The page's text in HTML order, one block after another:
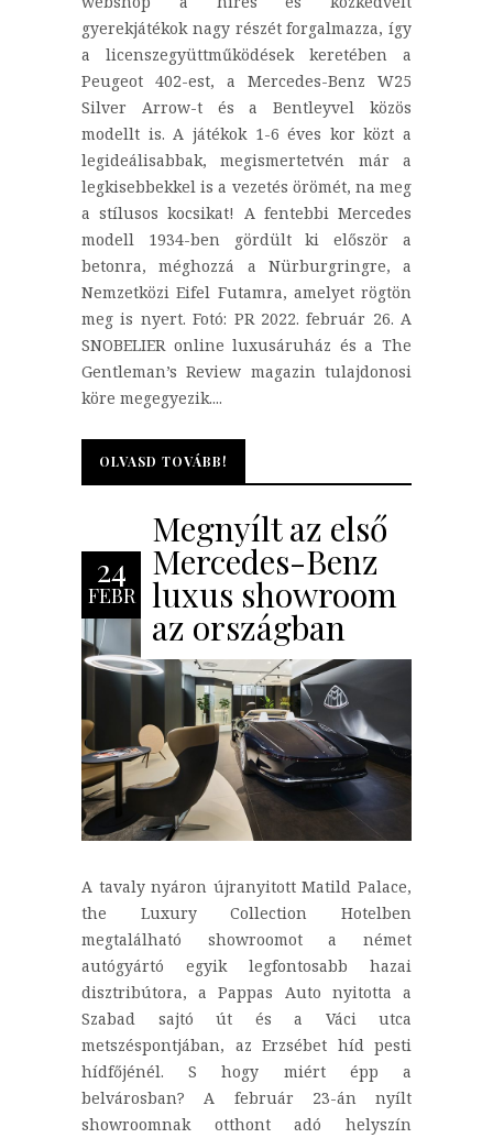
gyerekjátékok nagy részét forgalmazza, így
a licenszegyüttműködések keretében a
Peugeot 402-est, a Mercedes-Benz W25
Silver Arrow-t és a Bentleyvel közös
modellt is. A játékok 1-6 éves kor közt a
legideálisabbak, megismertetvén már a
legkisebbekkel is a vezetés örömét, na meg
a stílusos kocsikat! A fentebbi Mercedes
modell 1934-ben gördült ki először a
betonra, méghozzá a Nürburgringre, a
Nemzetközi Eifel Futamra, amelyet rögtön
meg is nyert. Fotó: PR 2022. február 26. A
SNOBELIER online luxusáruház és a The
Gentleman’s Review magazin tulajdonosi
köre megegyezik....
OLVASD TOVÁBB!
OLVASD TOVÁBB!
24
FEBR
Megnyílt az első
Mercedes-Benz
luxus showroom
az országban
A tavaly nyáron újranyitott Matild Palace,
the Luxury Collection Hotelben
megtalálható showroomot a német
autógyártó egyik legfontosabb hazai
disztribútora, a Pappas Auto nyitotta a
Szabad sajtó út és a Váci utca
metszéspontjában, az Erzsébet híd pesti
hídfőjénél. S hogy miért épp a
belvárosban? A február 23-án nyílt
showroomnak otthont adó helyszín